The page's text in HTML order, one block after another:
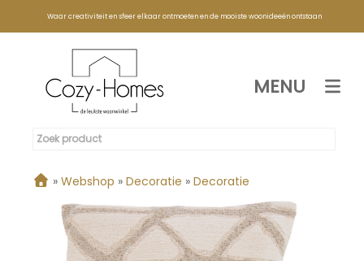
Waar creativiteit en sfeer elkaar ontmoeten en de mooiste woonideeën ontstaan
MENU
» Webshop » Decoratie » Decoratie